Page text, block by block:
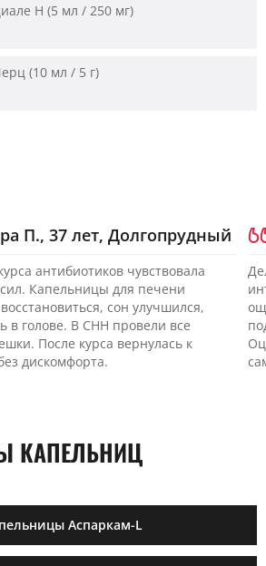
Н (5 мл / 250 мг)
(10 мл / 5 г)
П., 37 лет, Долгопрудный
антибиотиков чувствовала
Капельницы для печени
сон улучшился,
в голове. В CHH провели все
После курса вернулась к
дискомфорта.
КАПЕЛЬНИЦ
Аспаркам-L